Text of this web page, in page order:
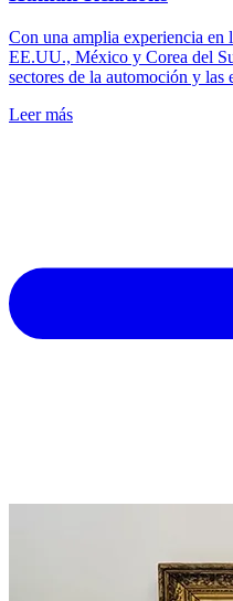
Con una amplia experiencia
EE.UU., México y Corea del
sectores de la automoción y las
Leer más